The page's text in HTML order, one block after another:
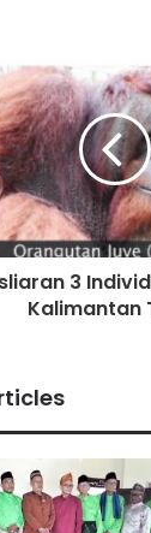
3
Kalimantan